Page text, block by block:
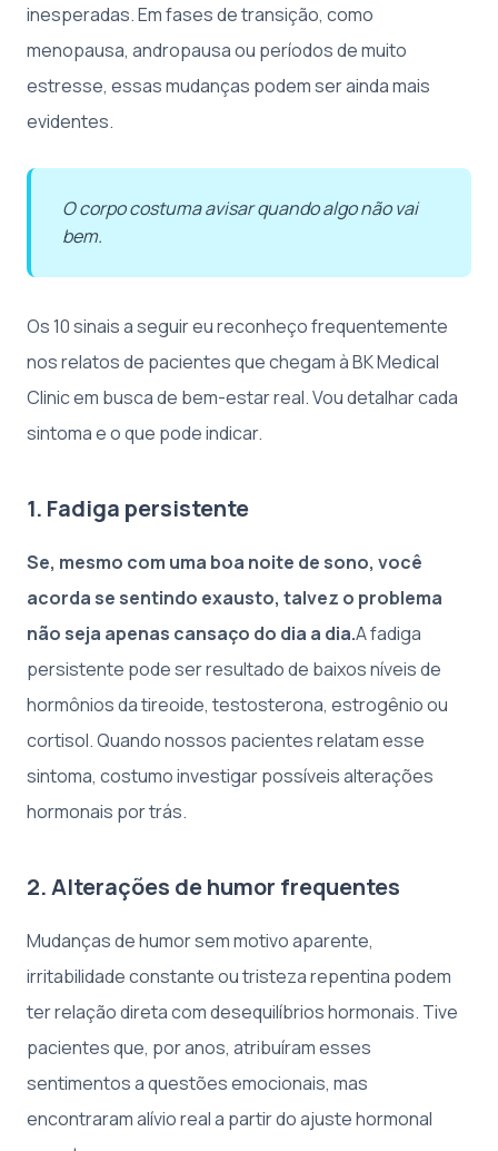
inesperadas. Em fases de transição, como
menopausa, andropausa ou períodos de muito
estresse, essas mudanças podem ser ainda mais
evidentes.
O corpo costuma avisar quando algo não vai
bem.
Os 10 sinais a seguir eu reconheço frequentemente
nos relatos de pacientes que chegam à BK Medical
Clinic em busca de bem-estar real. Vou detalhar cada
sintoma e o que pode indicar.
1. Fadiga persistente
Se, mesmo com uma boa noite de sono, você
acorda se sentindo exausto, talvez o problema
não seja apenas cansaço do dia a dia.A fadiga
persistente pode ser resultado de baixos níveis de
hormônios da tireoide, testosterona, estrogênio ou
cortisol. Quando nossos pacientes relatam esse
sintoma, costumo investigar possíveis alterações
hormonais por trás.
2. Alterações de humor frequentes
Mudanças de humor sem motivo aparente,
irritabilidade constante ou tristeza repentina podem
ter relação direta com desequilíbrios hormonais. Tive
pacientes que, por anos, atribuíram esses
sentimentos a questões emocionais, mas
encontraram alívio real a partir do ajuste hormonal